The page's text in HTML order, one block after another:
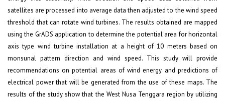
satellites are processed into average data then adjusted to the wind speed
threshold that can rotate wind turbines. The results obtained are mapped
using the GrADS application to determine the potential area for horizontal
axis type wind turbine installation at a height of 10 meters based on
monsunal pattern direction and wind speed. This study will provide
recommendations on potential areas of wind energy and predictions of
electrical power that will be generated from the use of these maps. The
results of the study show that the West Nusa Tenggara region by utilizing